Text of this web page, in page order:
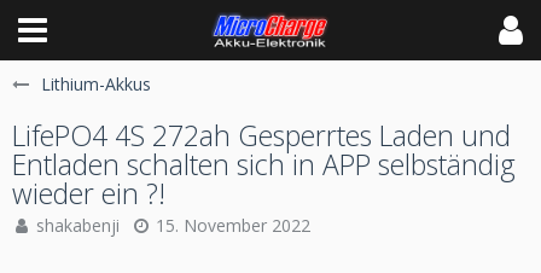
Lithium-Akkus
LifePO4 4S 272ah Gesperrtes Laden und
Entladen schalten sich in APP selbständig
wieder ein ?!
shakabenji 15. November 2022